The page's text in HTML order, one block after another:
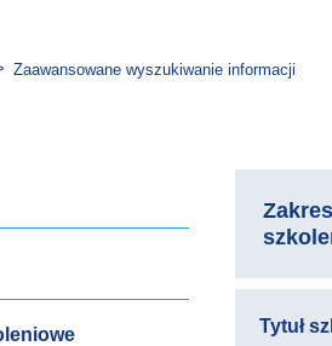
Zaawansowane wyszukiwanie informacji
Zakres
Tytuł